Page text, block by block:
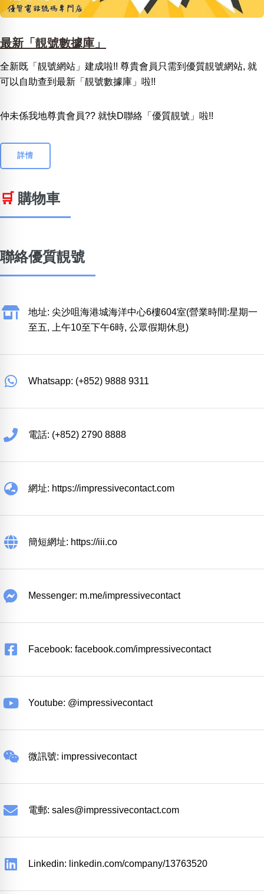
最新「靚號數據庫」
全新既「靚號網站」建成啦!! 尊貴會員只需到優質靚號網站, 就
可以自助查到最新「靚號數據庫」啦!!
仲未係我地尊貴會員?? 就快D聯絡「優質靚號」啦!!
詳情
🛒 購物車
聯絡優質靚號
地址: 尖沙咀海港城海洋中心6樓604室(營業時間:星期一
至五, 上午10至下午6時, 公眾假期休息)
Whatsapp: (+852) 9888 9311
電話: (+852) 2790 8888
網址: https://impressivecontact.com
簡短網址: https://iii.co
Messenger: m.me/impressivecontact
Facebook: facebook.com/impressivecontact
Youtube: @impressivecontact
微訊號: impressivecontact
電郵: sales@impressivecontact.com
Linkedin: linkedin.com/company/13763520